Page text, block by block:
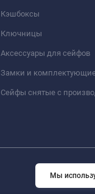
Кэшбоксы
Ключницы
Аксессуары для сейфов
Замки и
Сейфы снятые с
Мы